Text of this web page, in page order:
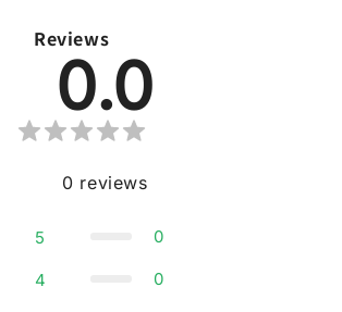
Reviews
0.0
0 reviews
5 0
4 0